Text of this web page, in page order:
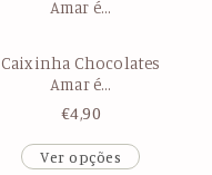
Caixinha Chocolates
Amar é…
€4,90
Ver opções